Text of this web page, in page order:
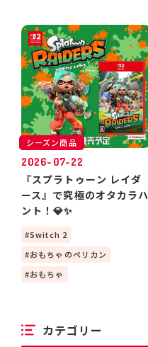
シーズン商品
2026-07-22
『スプラトゥーン レイダ
ース』で究極のオタカラハ
ント！💎✨
Switch 2
おもちゃのペリカン
おもちゃ
カテゴリー